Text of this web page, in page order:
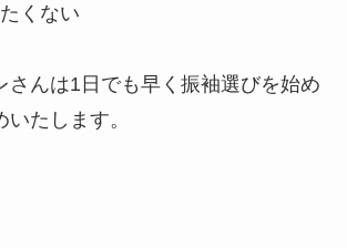
くない
さんは1日でも早く振袖選びを始め
たします。